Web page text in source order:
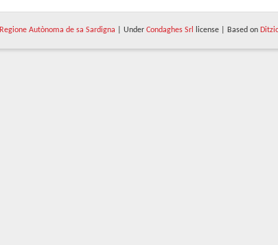
Regione Autònoma de sa Sardigna | Under Condaghes Srl license | Based on